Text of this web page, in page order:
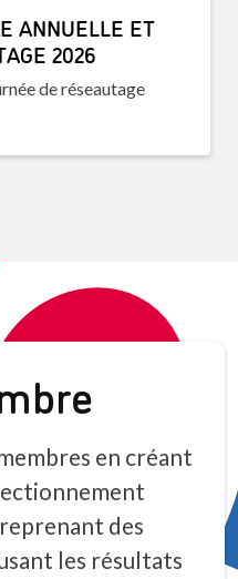
ANNUELLE ET
2026
de réseautage
en créant
des
les résultats